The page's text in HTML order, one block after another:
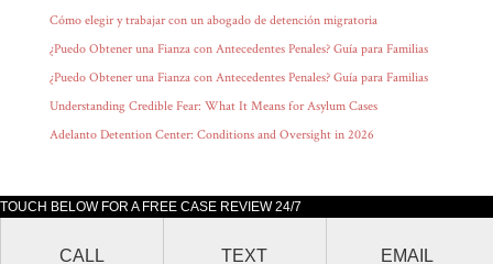
TOUCH BELOW FOR A FREE CASE REVIEW 24/7
CALL TEXT EMAIL
Cómo elegir y trabajar con un abogado de detención migratoria
¿Puedo Obtener una Fianza con Antecedentes Penales? Guía para Familias
¿Puedo Obtener una Fianza con Antecedentes Penales? Guía para Familias
Understanding Credible Fear: What It Means for Asylum Cases
Adelanto Detention Center: Conditions and Oversight in 2026